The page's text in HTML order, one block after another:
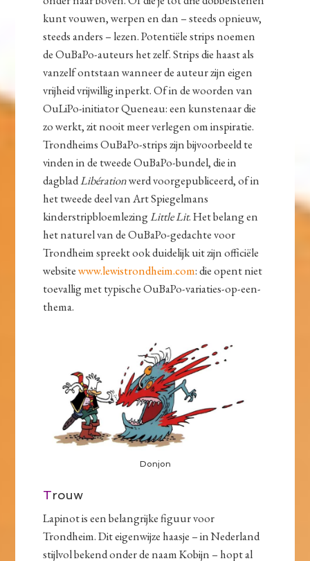
kunt vouwen, werpen en dan – steeds opnieuw,
steeds anders – lezen. Potentiële strips noemen
de OuBaPo-auteurs het zelf. Strips die haast als
vanzelf ontstaan wanneer de auteur zijn eigen
vrijheid vrijwillig inperkt. Of in de woorden van
OuLiPo-initiator Queneau: een kunstenaar die
zo werkt, zit nooit meer verlegen om inspiratie.
Trondheims OuBaPo-strips zijn bijvoorbeeld te
vinden in de tweede OuBaPo-bundel, die in
dagbladLibérationwerd voorgepubliceerd, of in
het tweede deel van Art Spiegelmans
kinderstripbloemlezingLittle Lit. Het belang en
het naturel van de OuBaPo-gedachte voor
Trondheim spreekt ook duidelijk uit zijn officiële
websitewww.lewistrondheim.com: die opent niet
toevallig met typische OuBaPo-variaties-op-een-
thema.
Donjon
Trouw
Lapinot is een belangrijke figuur voor
Trondheim. Dit eigenwijze haasje – in Nederland
stijlvol bekend onder de naam Kobijn – hopt al